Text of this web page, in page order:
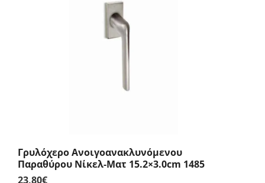
Γρυλόχερο Ανοιγοανακλυνόμενου
Παραθύρου Νίκελ-Ματ 15.2×3.0cm 1485
23,80€